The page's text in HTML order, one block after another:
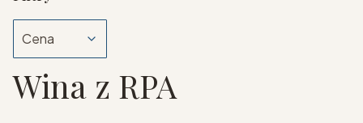
Cena
Koniec filtrów
Wina z RPA